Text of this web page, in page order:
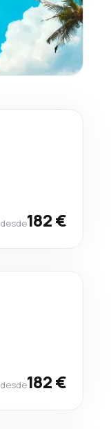
desde182 €
desde182 €